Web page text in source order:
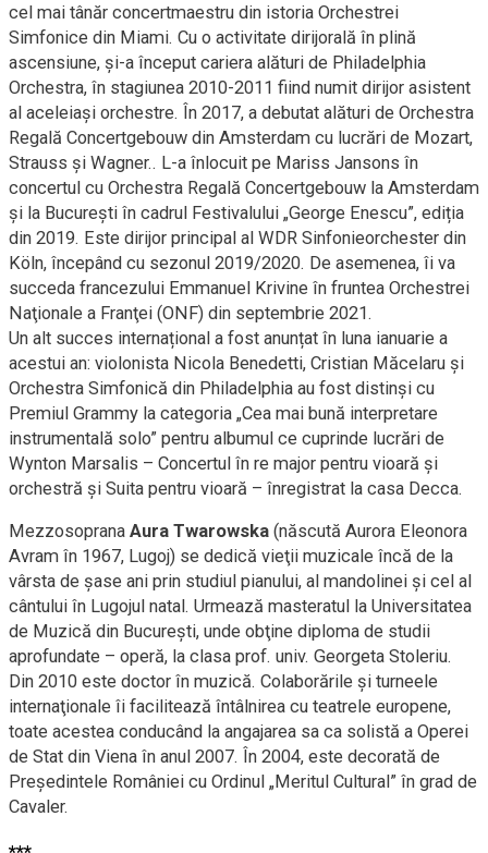
cel mai tânăr concertmaestru din istoria Orchestrei
Simfonice din Miami. Cu o activitate dirijorală în plină
ascensiune, şi-a început cariera alături de Philadelphia
Orchestra, în stagiunea 2010-2011 fiind numit dirijor asistent
al aceleiaşi orchestre. În 2017, a debutat alături de Orchestra
Regală Concertgebouw din Amsterdam cu lucrări de Mozart,
Strauss și Wagner.. L-a înlocuit pe Mariss Jansons în
concertul cu Orchestra Regală Concertgebouw la Amsterdam
și la București în cadrul Festivalului „George Enescu”, ediția
din 2019. Este dirijor principal al WDR Sinfonieorchester din
Köln, începând cu sezonul 2019/2020. De asemenea, îi va
succeda francezului Emmanuel Krivine în fruntea Orchestrei
Naţionale a Franţei (ONF) din septembrie 2021.
Un alt succes internațional a fost anunțat în luna ianuarie a
acestui an: violonista Nicola Benedetti, Cristian Măcelaru şi
Orchestra Simfonică din Philadelphia au fost distinşi cu
Premiul Grammy la categoria „Cea mai bună interpretare
instrumentală solo” pentru albumul ce cuprinde lucrări de
Wynton Marsalis – Concertul în re major pentru vioară şi
orchestră şi Suita pentru vioară – înregistrat la casa Decca.
Mezzosoprana Aura Twarowska (născută Aurora Eleonora
Avram în 1967, Lugoj) se dedică vieţii muzicale încă de la
vârsta de șase ani prin studiul pianului, al mandolinei şi cel al
cântului în Lugojul natal. Urmează masteratul la Universitatea
de Muzică din Bucureşti, unde obţine diploma de studii
aprofundate – operă, la clasa prof. univ. Georgeta Stoleriu.
Din 2010 este doctor în muzică. Colaborările şi turneele
internaţionale îi facilitează întâlnirea cu teatrele europene,
toate acestea conducând la angajarea sa ca solistă a Operei
de Stat din Viena în anul 2007. În 2004, este decorată de
Preşedintele României cu Ordinul „Meritul Cultural” în grad de
Cavaler.